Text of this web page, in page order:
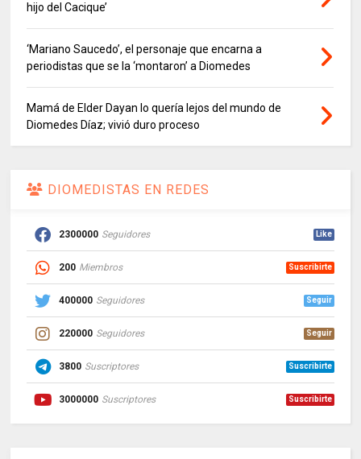
hijo del Cacique’
‘Mariano Saucedo’, el personaje que encarna a
periodistas que se la ‘montaron’ a Diomedes
Mamá de Elder Dayan lo quería lejos del mundo de
Diomedes Díaz; vivió duro proceso
DIOMEDISTAS EN REDES
2300000 Seguidores Like
200 Miembros Suscribirte
400000 Seguidores Seguir
220000 Seguidores Seguir
3800 Suscriptores Suscribirte
3000000 Suscriptores Suscribirte